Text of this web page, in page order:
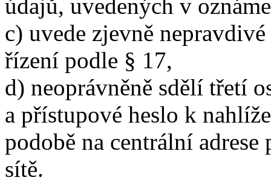
údajů, uvedených v
c) uvede zjevně
řízení podle § 17,
d) neoprávněně sdělí třetí
a přístupové heslo k
podobě na centrální
sítě.